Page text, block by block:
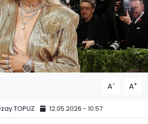
A- A+
TOPUZ 12.05.2026 - 10:57